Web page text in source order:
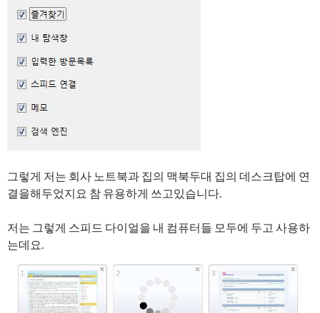
그렇게 저는 회사 노트북과 집의 맥북두대 집의 데스크탑에 연
결을해두었지요 참 유용하게 쓰고있습니다.
저는 그렇게 스피드 다이얼을 내 컴퓨터들 모두에 두고 사용하
는데요.